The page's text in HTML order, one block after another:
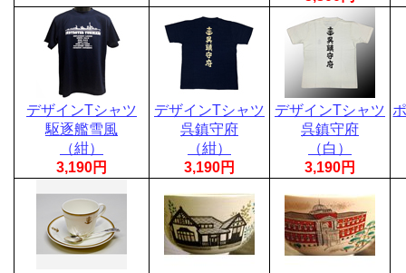
デザインTシャツ
駆逐艦雪風
（紺）
3,190円
デザインTシャツ
呉鎮守府
（紺）
3,190円
デザインTシャツ
呉鎮守府
（白）
3,190円